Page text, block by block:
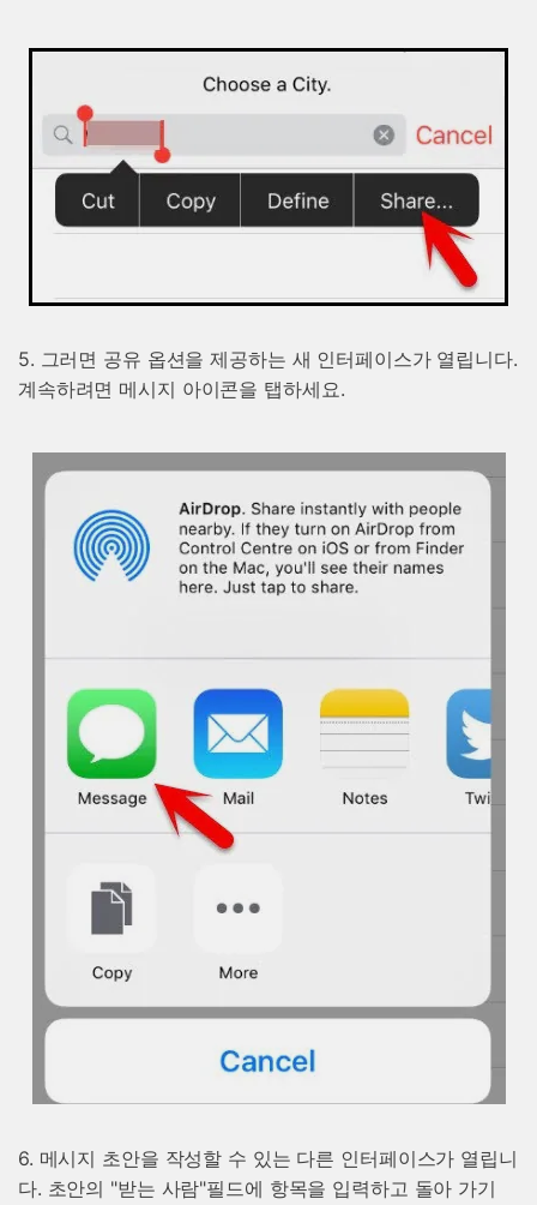
5. 그러면 공유 옵션을 제공하는 새 인터페이스가 열립니다.
계속하려면 메시지 아이콘을 탭하세요.
6. 메시지 초안을 작성할 수 있는 다른 인터페이스가 열립니
다. 초안의 "받는 사람"필드에 항목을 입력하고 돌아 가기